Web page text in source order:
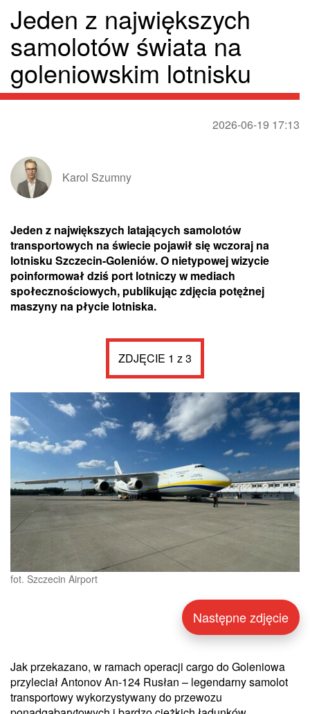
Jeden z największych
samolotów świata na
goleniowskim lotnisku
2026-06-19 17:13
Karol Szumny
Jeden z największych latających samolotów
transportowych na świecie pojawił się wczoraj na
lotnisku Szczecin-Goleniów. O nietypowej wizycie
poinformował dziś port lotniczy w mediach
społecznościowych, publikując zdjęcia potężnej
maszyny na płycie lotniska.
ZDJĘCIE 1 z 3
fot. Szczecin Airport
Następne zdjęcie
Jak przekazano, w ramach operacji cargo do Goleniowa
przyleciał Antonov An-124 Rusłan – legendarny samolot
transportowy wykorzystywany do przewozu